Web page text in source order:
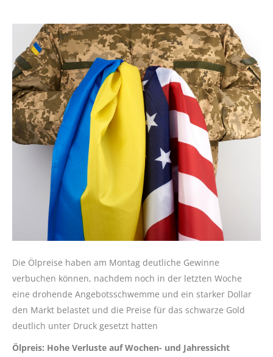
Die Ölpreise haben am Montag deutliche Gewinne
verbuchen können, nachdem noch in der letzten Woche
eine drohende Angebotsschwemme und ein starker Dollar
den Markt belastet und die Preise für das schwarze Gold
deutlich unter Druck gesetzt hatten
Ölpreis: Hohe Verluste auf Wochen- und Jahressicht